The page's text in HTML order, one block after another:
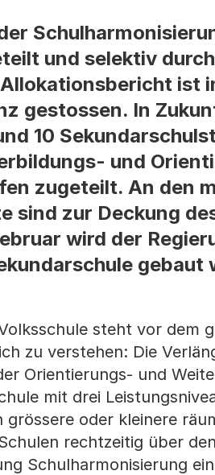
und selektiv
ist
gestossen. In
10
und
zugeteilt. An den
sind zur Deckung
wird der
gebaut
steht vor dem
zu verstehen: Die
Orientierungs- und
mit drei
grössere oder kleinere
rechtzeitig über
Schulharmonisierung